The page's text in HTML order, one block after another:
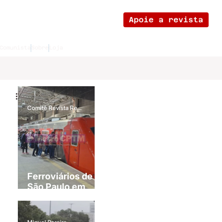
Apoie a revista
Ferroviários de
São Paulo em
Comitê Revista Revolução Cultural - São Paulo